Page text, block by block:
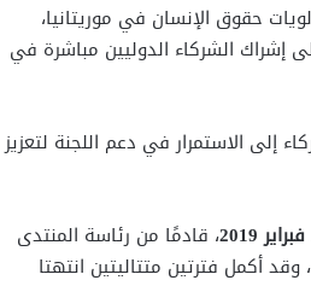
حقوق الإنسان في موريتانيا،
إشراك الشركاء الدوليين مباشرة في
إلى الاستمرار في دعم اللجنة لتعزيز
، قادمًا من رئاسة المنتدى
أكمل فترتين متتاليتين انتهتا